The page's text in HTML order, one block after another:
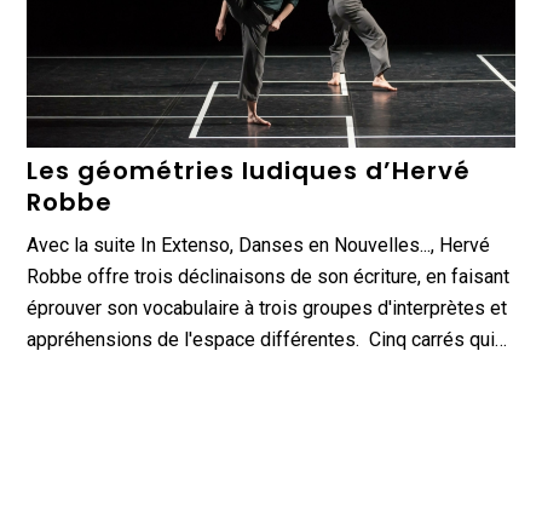
Les géométries ludiques d’Hervé
Robbe
Avec la suite In Extenso, Danses en Nouvelles..., Hervé
Robbe offre trois déclinaisons de son écriture, en faisant
éprouver son vocabulaire à trois groupes d'interprètes et
appréhensions de l'espace différentes. Cinq carrés qui…